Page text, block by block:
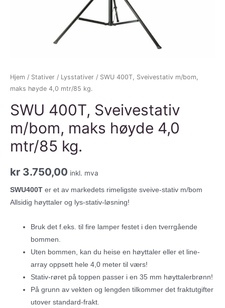
Hjem / Stativer / Lysstativer / SWU 400T, Sveivestativ m/bom,
maks høyde 4,0 mtr/85 kg.
SWU 400T, Sveivestativ
m/bom, maks høyde 4,0
mtr/85 kg.
kr 3.750,00 inkl. mva
SWU400T er et av markedets rimeligste sveive-stativ m/bom
Allsidig høyttaler og lys-stativ-løsning!
Bruk det f.eks. til fire lamper festet i den tverrgående
bommen.
Uten bommen, kan du heise en høyttaler eller et line-
array oppsett hele 4,0 meter til værs!
Stativ-røret på toppen passer i en 35 mm høyttalerbrønn!
På grunn av vekten og lengden tilkommer det fraktutgifter
utover standard-frakt.